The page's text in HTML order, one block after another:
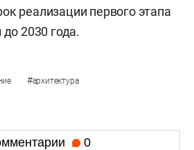
реализации первого этапа
2030 года.
#архитектура
0